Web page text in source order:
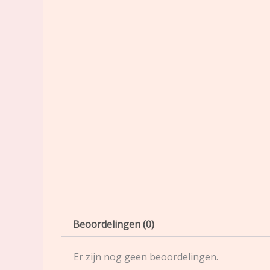
Beoordelingen (0)
Er zijn nog geen beoordelingen.